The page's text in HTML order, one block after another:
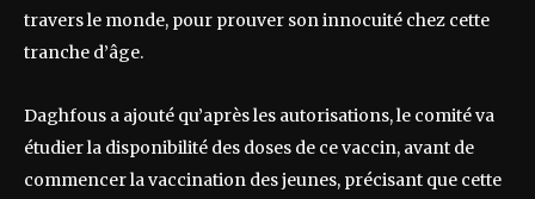
travers le monde, pour prouver son innocuité chez cette
tranche d’âge.
Daghfous a ajouté qu’après les autorisations, le comité va
étudier la disponibilité des doses de ce vaccin, avant de
commencer la vaccination des jeunes, précisant que cette